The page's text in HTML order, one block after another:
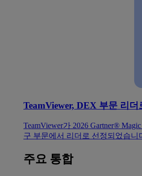
TeamViewer, DEX 부문 리더
TeamViewer가 2026 Gartner®
구 부문에서 리더로 선정되었습니
주요 통합